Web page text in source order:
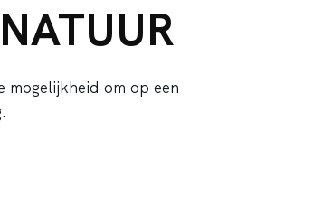
mogelijkheid om op een